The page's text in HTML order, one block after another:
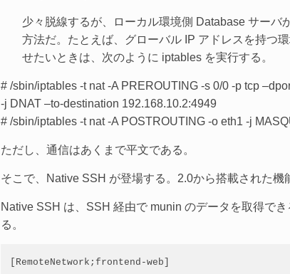
少々脱線するが、ローカル環境側 Database サーバ
方法だ。たとえば、グローバル IP アドレスを持つ
せたいときは、次のように iptables を実行する。
# /sbin/iptables -t nat -A PREROUTING -s 0/0 -p tcp
-j DNAT –to-destination 192.168.10.2:4949
# /sbin/iptables -t nat -A POSTROUTING -o eth1 -j
ただし、通信はあくまで平文である。
そこで、Native SSH が登場する。2.0から搭載された
Native SSH は、SSH 経由で munin のデータを取得で
る。
[RemoteNetwork;frontend-web]